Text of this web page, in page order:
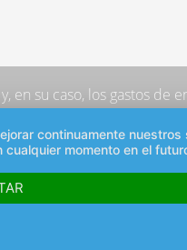
y, en su caso, los gastos de
continuamente
momento en el